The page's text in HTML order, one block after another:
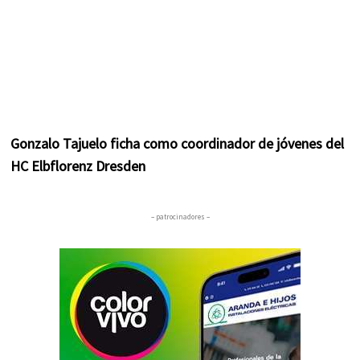
Gonzalo Tajuelo ficha como coordinador de jóvenes del
HC Elbflorenz Dresden
– patrocinadores –